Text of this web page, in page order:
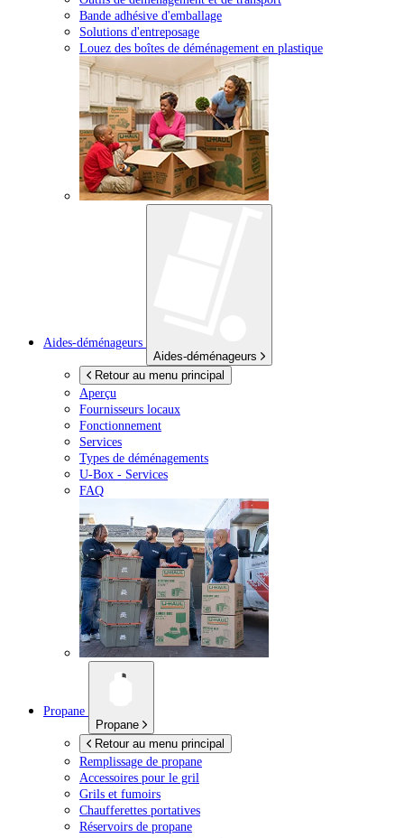
Bande adhésive d'emballage
Solutions d'entreposage
Louez des boîtes de déménagement en plastique
Aides-déménageurs
Aides-déménageurs
Retour au menu principal
Aperçu
Fournisseurs locaux
Fonctionnement
Services
Types de déménagements
U-Box - Services
FAQ
Propane
Propane
Retour au menu principal
Remplissage de propane
Accessoires pour le gril
Grils et fumoirs
Chaufferettes portatives
Réservoirs de propane